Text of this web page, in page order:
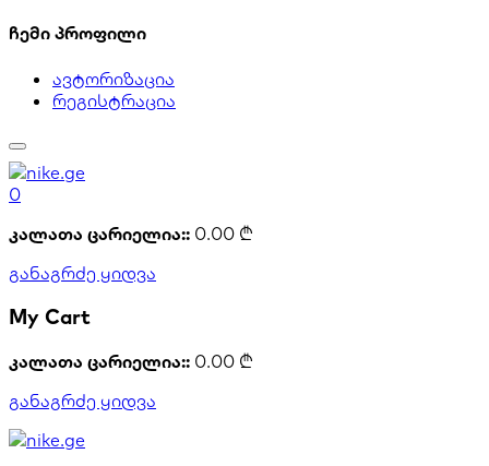
ჩემი პროფილი
ავტორიზაცია
რეგისტრაცია
0
კალათა ცარიელია:: 0.00 ₾
განაგრძე ყიდვა
My Cart
კალათა ცარიელია:: 0.00 ₾
განაგრძე ყიდვა